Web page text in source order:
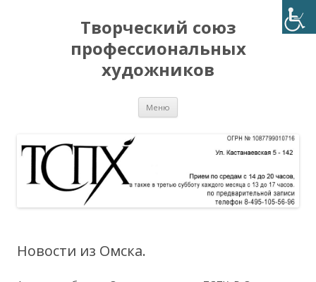
Творческий союз
профессиональных
художников
Меню
Новости из Омска.